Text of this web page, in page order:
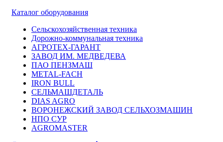
Каталог оборудования
Сельскохозяйственная техника
Дорожно-коммунальная техника
АГРОТЕХ-ГАРАНТ
ЗАВОД ИМ. МЕДВЕДЕВА
ПАО ПЕНЗМАШ
METAL-FACH
IRON BULL
СЕЛЬМАШДЕТАЛЬ
DIAS AGRO
ВОРОНЕЖСКИЙ ЗАВОД СЕЛЬХОЗМАШИН
НПО СУР
AGROMASTER